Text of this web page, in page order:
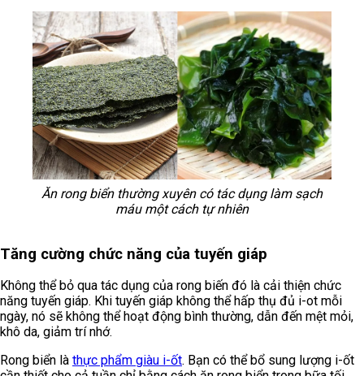
Ăn rong biển thường xuyên có tác dụng làm sạch
máu một cách tự nhiên
Tăng cường chức năng của tuyến giáp
Không thể bỏ qua tác dụng của rong biến đó là cải thiện chức
năng tuyến giáp. Khi tuyến giáp không thể hấp thụ đủ i-ot mỗi
ngày, nó sẽ không thể hoạt động bình thường, dẫn đến mệt mỏi,
khô da, giảm trí nhớ.
Rong biển là thực phẩm giàu i-ốt. Bạn có thể bổ sung lượng i-ốt